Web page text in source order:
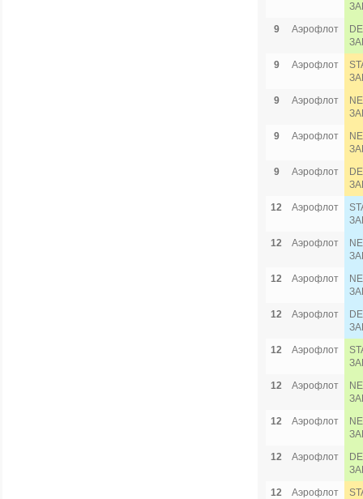
9
Аэрофлот
9
Аэрофлот
9
Аэрофлот
9
Аэрофлот
9
Аэрофлот
12
Аэрофлот
12
Аэрофлот
12
Аэрофлот
12
Аэрофлот
12
Аэрофлот
12
Аэрофлот
12
Аэрофлот
12
Аэрофлот
12
Аэрофлот